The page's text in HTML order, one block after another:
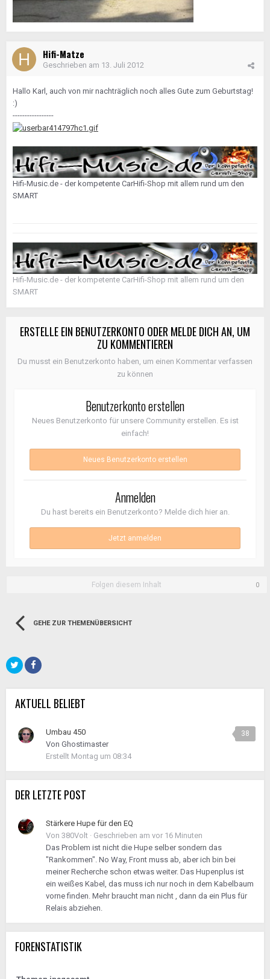
Hifi-Matze
Geschrieben am 13. Juli 2012
Hallo Karl, auch von mir nachträglich noch alles Gute zum Geburtstag!
:)
-----------------
Hifi-Music.de - der kompetente CarHifi-Shop mit allem rund um den
SMART
Hifi-Music.de - der kompetente CarHifi-Shop mit allem rund um den
SMART
ERSTELLE EIN BENUTZERKONTO ODER MELDE DICH AN, UM
ZU KOMMENTIEREN
Du musst ein Benutzerkonto haben, um einen Kommentar verfassen
zu können
Benutzerkonto erstellen
Neues Benutzerkonto für unsere Community erstellen. Es ist
einfach!
Neues Benutzerkonto erstellen
Anmelden
Du hast bereits ein Benutzerkonto? Melde dich hier an.
Jetzt anmelden
Folgen diesem Inhalt 0
GEHE ZUR THEMENÜBERSICHT
AKTUELL BELIEBT
38
Umbau 450
Von Ghostimaster
Erstellt Montag um 08:34
DER LETZTE POST
Stärkere Hupe für den EQ
Von 380Volt · Geschrieben am vor 16 Minuten
Das Problem ist nicht die Hupe selber sondern das
"Rankommen". No Way, Front muss ab, aber ich bin bei
meiner Recherche schon etwas weiter. Das Hupenplus ist
ein weißes Kabel, das muss ich nur noch in dem Kabelbaum
vorne finden. Mehr braucht man nicht , dann da ein Plus für
Relais abziehen.
FORENSTATISTIK